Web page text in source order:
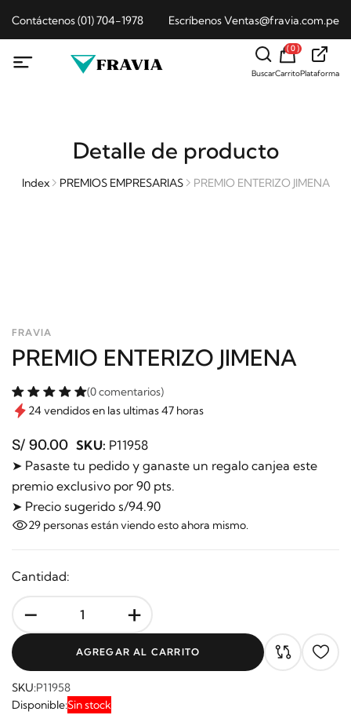
Contáctenos (01) 704-1978 Escríbenos Ventas@fravia.com.pe
Buscar
( 0 )
CarritoPlataforma
Detalle de producto
Index PREMIOS EMPRESARIAS PREMIO ENTERIZO JIMENA
FRAVIA
PREMIO ENTERIZO JIMENA
(0 comentarios)
24 vendidos en las ultimas 47 horas
S/ 90.00 SKU: P11958
➤ Pasaste tu pedido y ganaste un regalo canjea este
premio exclusivo por 90 pts.
➤ Precio sugerido s/94.90
29 personas están viendo esto ahora mismo.
Cantidad:
- +
AGREGAR AL CARRITO
SKU:P11958
Disponible:Sin stock